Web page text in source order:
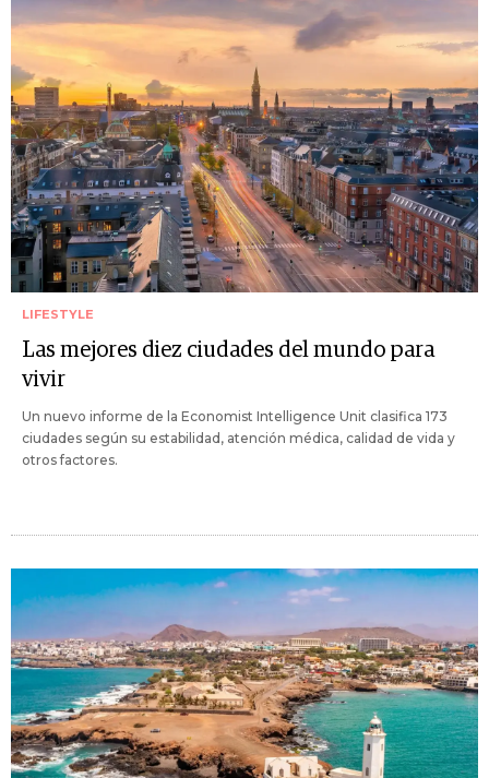
LIFESTYLE
Las mejores diez ciudades del mundo para
vivir
Un nuevo informe de la Economist Intelligence Unit clasifica 173
ciudades según su estabilidad, atención médica, calidad de vida y
otros factores.